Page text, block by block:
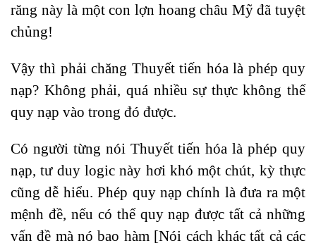
răng này là một con lợn hoang châu Mỹ đã tuyệt
chủng!
Vậy thì phải chăng Thuyết tiến hóa là phép quy
nạp? Không phải, quá nhiều sự thực không thể
quy nạp vào trong đó được.
Có người từng nói Thuyết tiến hóa là phép quy
nạp, tư duy logic này hơi khó một chút, kỳ thực
cũng dễ hiểu. Phép quy nạp chính là đưa ra một
mệnh đề, nếu có thể quy nạp được tất cả những
vấn đề mà nó bao hàm [Nói cách khác tất cả các